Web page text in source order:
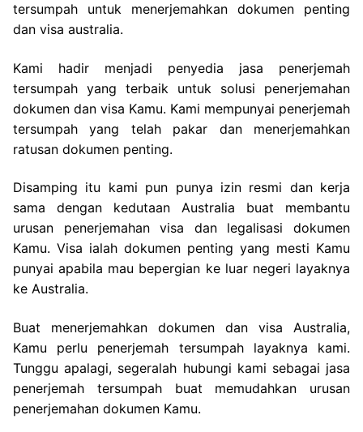
tersumpah untuk menerjemahkan dokumen penting
dan visa australia.
Kami hadir menjadi penyedia jasa penerjemah
tersumpah yang terbaik untuk solusi penerjemahan
dokumen dan visa Kamu. Kami mempunyai penerjemah
tersumpah yang telah pakar dan menerjemahkan
ratusan dokumen penting.
Disamping itu kami pun punya izin resmi dan kerja
sama dengan kedutaan Australia buat membantu
urusan penerjemahan visa dan legalisasi dokumen
Kamu. Visa ialah dokumen penting yang mesti Kamu
punyai apabila mau bepergian ke luar negeri layaknya
ke Australia.
Buat menerjemahkan dokumen dan visa Australia,
Kamu perlu penerjemah tersumpah layaknya kami.
Tunggu apalagi, segeralah hubungi kami sebagai jasa
penerjemah tersumpah buat memudahkan urusan
penerjemahan dokumen Kamu.